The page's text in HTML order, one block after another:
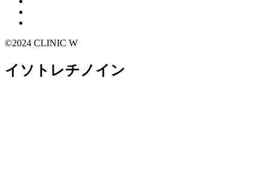
©2024 CLINIC W
イソトレチノイン